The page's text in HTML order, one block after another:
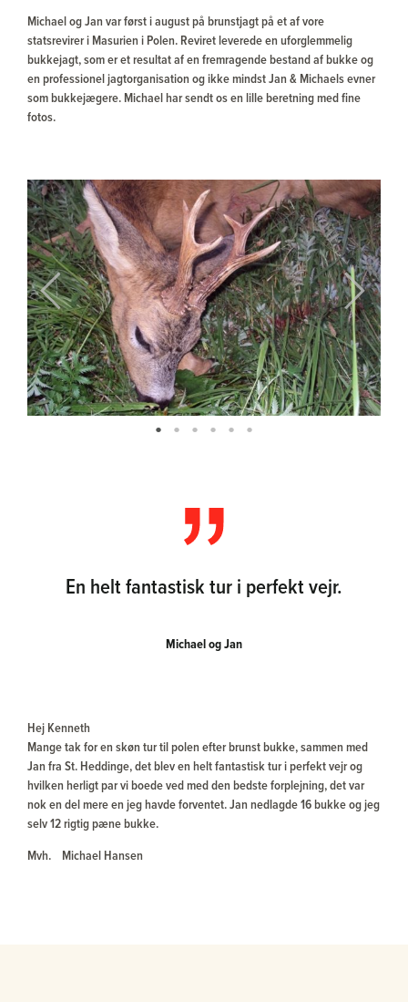
Michael og Jan var først i august på brunstjagt på et af vore
statsrevirer i Masurien i Polen. Reviret leverede en uforglemmelig
bukkejagt, som er et resultat af en fremragende bestand af bukke og
en professionel jagtorganisation og ikke mindst Jan & Michaels evner
som bukkejægere. Michael har sendt os en lille beretning med fine
fotos.
Previous Next
En helt fantastisk tur i perfekt vejr.
Michael og Jan
Hej Kenneth
Mange tak for en skøn tur til polen efter brunst bukke, sammen med
Jan fra St. Heddinge, det blev en helt fantastisk tur i perfekt vejr og
hvilken herligt par vi boede ved med den bedste forplejning, det var
nok en del mere en jeg havde forventet. Jan nedlagde 16 bukke og jeg
selv 12 rigtig pæne bukke.
Mvh. Michael Hansen